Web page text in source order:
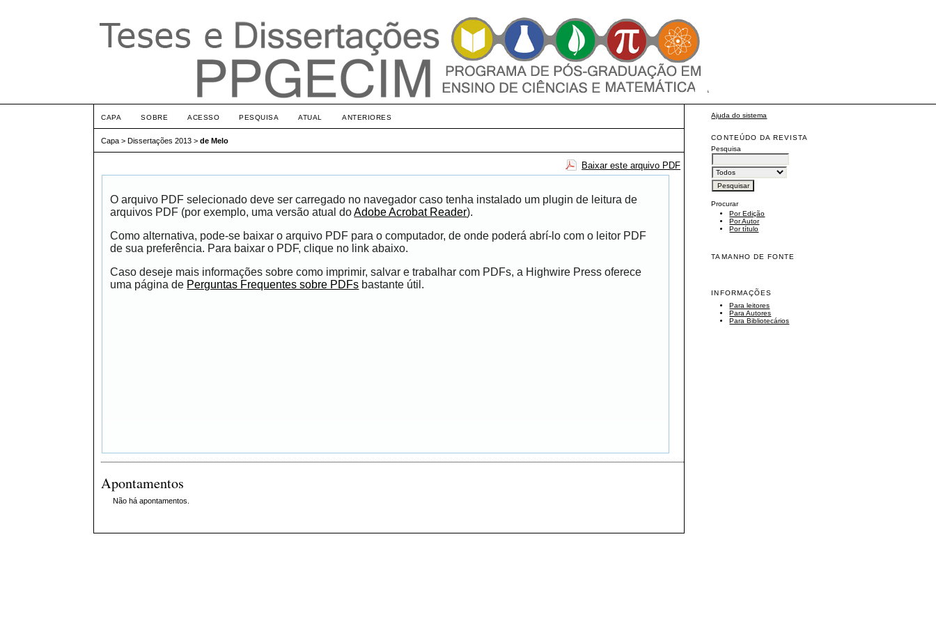
Ajuda do sistema
CONTEÚDO DA REVISTA
Pesquisa
Procurar
Por Edição
Por Autor
Por título
TAMANHO DE FONTE
INFORMAÇÕES
Para leitores
Para Autores
Para Bibliotecários
CAPA SOBRE ACESSO PESQUISA ATUAL ANTERIORES
Capa >Dissertações 2013 >de Melo
Baixar este arquivo PDF
O arquivo PDF selecionado deve ser carregado no navegador caso tenha instalado um plugin de leitura de
arquivos PDF (por exemplo, uma versão atual doAdobe Acrobat Reader).
Como alternativa, pode-se baixar o arquivo PDF para o computador, de onde poderá abrí-lo com o leitor PDF
de sua preferência. Para baixar o PDF, clique no link abaixo.
Caso deseje mais informações sobre como imprimir, salvar e trabalhar com PDFs, a Highwire Press oferece
uma página de Perguntas Frequentes sobre PDFs bastante útil.
Apontamentos
Não há apontamentos.